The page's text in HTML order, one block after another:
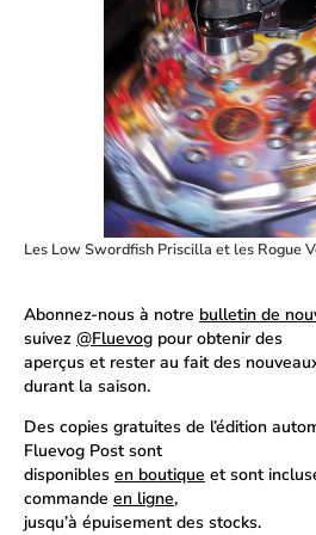
Les Low Swordfish Priscilla et les Rogue
Abonnez-nous à notre bulletin de
suivez @Fluevog pour obtenir des
aperçus et rester au fait des
durant la saison.
Des copies gratuites de l’édition
Fluevog Post sont
disponibles en boutique et sont
commande en ligne,
jusqu’à épuisement des stocks.